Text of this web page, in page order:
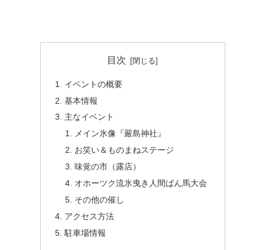
目次
イベントの概要
基本情報
主なイベント
メイン氷像『嚴島神社』
お笑い＆ものまねステージ
味覚の市（露店）
オホーツク流氷曳き人間ばん馬大会
その他の催し
アクセス方法
駐車場情報